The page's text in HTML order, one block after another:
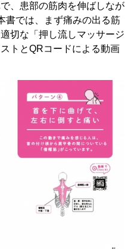
、患部の筋肉を伸ばしなが
書では、まず痛みの出る筋
切な「押し流しマッサージ
トとQRコードによる動画